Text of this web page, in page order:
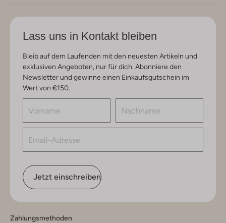
Lass uns in Kontakt bleiben
Bleib auf dem Laufenden mit den neuesten Artikeln und
exklusiven Angeboten, nur für dich. Abonniere den
Newsletter und gewinne einen Einkaufsgutschein im
Wert von €150.
Jetzt einschreiben
Zahlungsmethoden